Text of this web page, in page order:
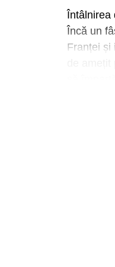
Întâlnirea
Încă un
Franței și
în toate.